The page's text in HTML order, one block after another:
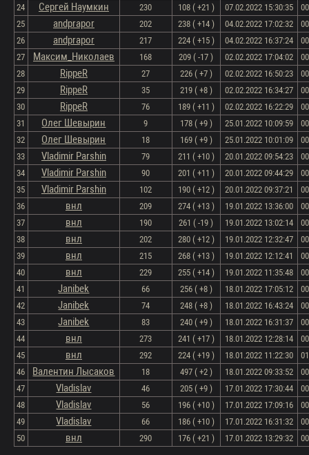
24
Сергей Наумкин 230 108 ( +21 ) 07.02.2022 15:30:35
25
andprapor 202 238 ( +14 ) 04.02.2022 17:02:32
26
andprapor 217 224 ( +15 ) 04.02.2022 16:37:24
27
Максим_Николаев 168 209 ( -17 ) 02.02.2022 17:04:02
28
RippeR 27 226 ( +7 ) 02.02.2022 16:50:23
29
RippeR 35 219 ( +8 ) 02.02.2022 16:34:27
30
RippeR 76 189 ( +11 ) 02.02.2022 16:22:29
31
Олег Шевырин 9 178 ( +9 ) 25.01.2022 10:09:59
32
Олег Шевырин 18 169 ( +9 ) 25.01.2022 10:01:09
33
Vladimir Parshin 79 211 ( +10 ) 20.01.2022 09:54:23
34
Vladimir Parshin 90 201 ( +11 ) 20.01.2022 09:44:29
35
Vladimir Parshin 102 190 ( +12 ) 20.01.2022 09:37:21
36
внл 209 274 ( +13 ) 19.01.2022 13:36:00
37
внл 190 261 ( -19 ) 19.01.2022 13:02:14
38
внл 202 280 ( +12 ) 19.01.2022 12:32:47
39
внл 215 268 ( +13 ) 19.01.2022 12:12:41
40
внл 229 255 ( +14 ) 19.01.2022 11:35:48
41
Janibek 66 256 ( +8 ) 18.01.2022 17:05:12
42
Janibek 74 248 ( +8 ) 18.01.2022 16:43:24
43
Janibek 83 240 ( +9 ) 18.01.2022 16:31:37
44
внл 273 241 ( +17 ) 18.01.2022 12:28:14
45
внл 292 224 ( +19 ) 18.01.2022 11:22:30
46
Валентин Лысаков 18 497 ( +2 ) 18.01.2022 09:33:52
47
Vladislav 46 205 ( +9 ) 17.01.2022 17:30:44
48
Vladislav 56 196 ( +10 ) 17.01.2022 17:09:16
49
Vladislav 66 186 ( +10 ) 17.01.2022 16:31:32
50
внл 290 176 ( +21 ) 17.01.2022 13:29:32